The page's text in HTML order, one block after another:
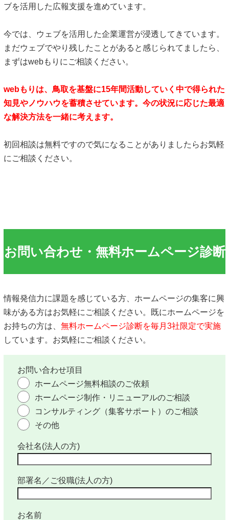
ブを活用した広報支援を進めています。
今では、ウェブを活用した企業運営が浸透してきています。
まだウェブでやり残したことがあると感じられてましたら、
まずはwebもりにご相談ください。
webもりは、鳥取を基盤に15年間活動していく中で得られた
知見やノウハウを蓄積させています。今の状況に応じた最適
な解決方法を一緒に考えます。
初回相談は無料ですので気になることがありましたらお気軽
にご相談ください。
お問い合わせ・無料ホームページ診断
情報発信力に課題を感じている方、ホームページの集客に興
味がある方はお気軽にご相談ください。既にホームページを
お持ちの方は、 無料ホームページ診断を毎月3社限定で実施
しています。お気軽にご相談ください。
お問い合わせ項目
ホームページ無料相談のご依頼
ホームページ制作・リニューアルのご相談
コンサルティング（集客サポート）のご相談
その他
会社名(法人の方)
部署名／ご役職(法人の方)
お名前